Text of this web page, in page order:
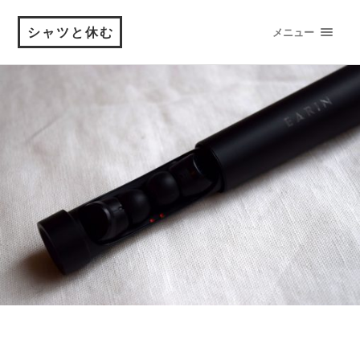
シャツと休む メニュー